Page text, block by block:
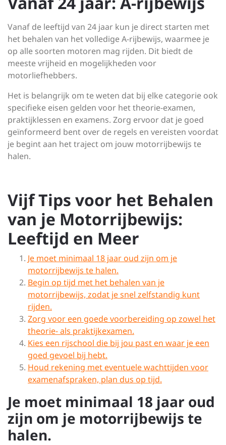
Vanaf de leeftijd van 24 jaar kun je direct starten met
het behalen van het volledige A-rijbewijs, waarmee je
op alle soorten motoren mag rijden. Dit biedt de
meeste vrijheid en mogelijkheden voor
motorliefhebbers.
Het is belangrijk om te weten dat bij elke categorie ook
specifieke eisen gelden voor het theorie-examen,
praktijklessen en examens. Zorg ervoor dat je goed
geïnformeerd bent over de regels en vereisten voordat
je begint aan het traject om jouw motorrijbewijs te
halen.
Vijf Tips voor het Behalen
van je Motorrijbewijs:
Leeftijd en Meer
Je moet minimaal 18 jaar oud zijn om je
motorrijbewijs te halen.
Begin op tijd met het behalen van je
motorrijbewijs, zodat je snel zelfstandig kunt
rijden.
Zorg voor een goede voorbereiding op zowel het
theorie- als praktijkexamen.
Kies een rijschool die bij jou past en waar je een
goed gevoel bij hebt.
Houd rekening met eventuele wachttijden voor
examenafspraken, plan dus op tijd.
Je moet minimaal 18 jaar oud
zijn om je motorrijbewijs te
halen.